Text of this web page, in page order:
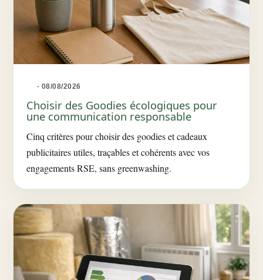
· 08/08/2026
Choisir des Goodies écologiques pour
une communication responsable
Cinq critères pour choisir des goodies et cadeaux
publicitaires utiles, traçables et cohérents avec vos
engagements RSE, sans greenwashing.